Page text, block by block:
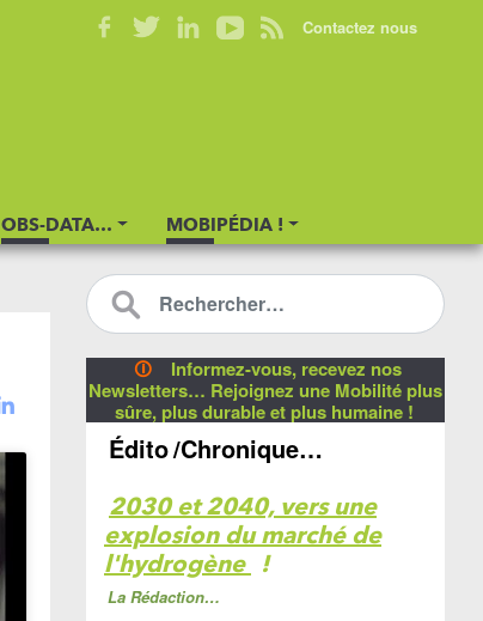
OBS-DATA… MOBIPÉDIA !
Contactez nous
🛈
Informez-vous, recevez nos
Newsletters… Rejoignez une Mobilité plus
sûre, plus durable et plus humaine !
Édito/Chronique…
2030 et 2040, vers une
explosion du marché de
l'hydrogène !
La Rédaction…